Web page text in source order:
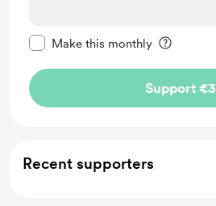
Make this monthly
Support €3
Recent supporters